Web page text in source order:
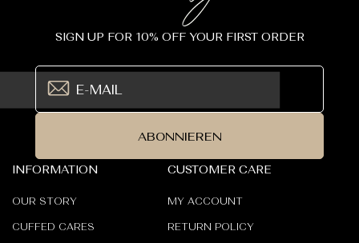
INFORMATION
OUR STORY
CUFFED CARES
CUSTOMER CARE
MY ACCOUNT
RETURN POLICY
SIGN UP FOR 10% OFF YOUR FIRST ORDER
ABONNIEREN